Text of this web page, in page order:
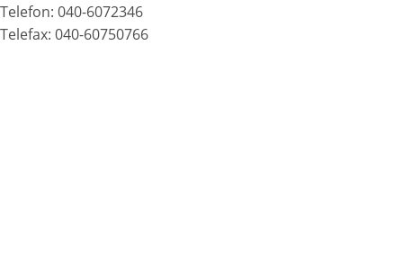
Telefon: 040-6072346
Telefax: 040-60750766